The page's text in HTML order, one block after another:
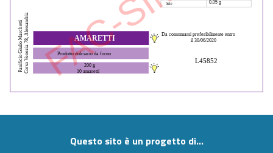
L45852
Sale 0,05 g
Panificio Giulio MarchettiCorso Venezia 78, Alessandria AMARETTI
Prodotto dolciario da forno
Da consumarsi preferibilmente entro
il 30/06/2020
200 g
10 amaretti
Questo sito è un progetto di...